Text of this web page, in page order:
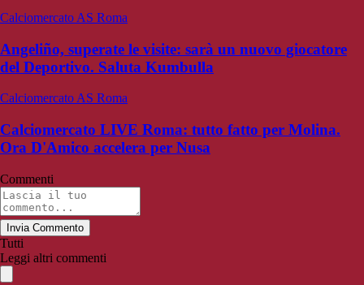
Calciomercato AS Roma
Angeliño, superate le visite: sarà un nuovo giocatore
del Deportivo. Saluta Kumbulla
Calciomercato AS Roma
Calciomercato LIVE Roma: tutto fatto per Molina.
Ora D'Amico accelera per Nusa
Commenti
Invia Commento
Tutti
Leggi altri commenti